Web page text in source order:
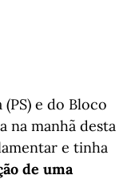
e do Bloco
na manhã desta
e tinha
de uma